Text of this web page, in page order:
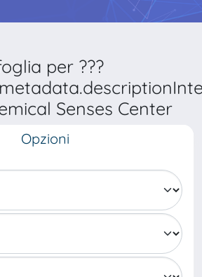
per ???
Senses Center
Opzioni